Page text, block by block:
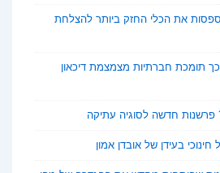
את הכלי החזק ביותר להצלחת
תומכת חברתיות מצמצמת דיכאון
פרשנות חדשה לסוגיה עתיקה
בעידן של אובדן אמון